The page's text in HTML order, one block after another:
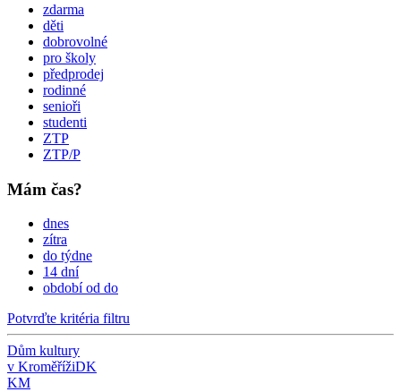
zdarma
děti
dobrovolné
pro školy
předprodej
rodinné
senioři
studenti
ZTP
ZTP/P
Mám čas?
dnes
zítra
do týdne
14 dní
období od do
Potvrďte kritéria filtru
Dům kultury
v KroměřížiDK
KM